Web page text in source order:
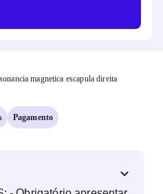
magnetica escapula direita
Pagamento